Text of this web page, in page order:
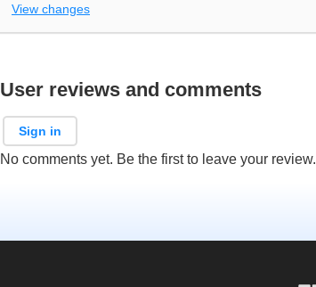
View changes
User reviews and comments
Sign in
No comments yet. Be the first to leave your review.